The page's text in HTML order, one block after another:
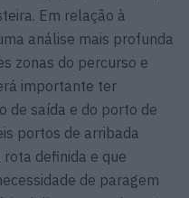
Em relação à
análise mais profunda
zonas do percurso e
importante ter
de saída e do porto de
portos de arribada
definida e que
de paragem